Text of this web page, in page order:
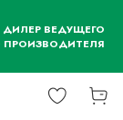
ВЕДУЩЕГО
ПРОИЗВОДИТЕЛЯ